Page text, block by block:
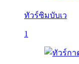
ทัวร์ซิมบับเว
1